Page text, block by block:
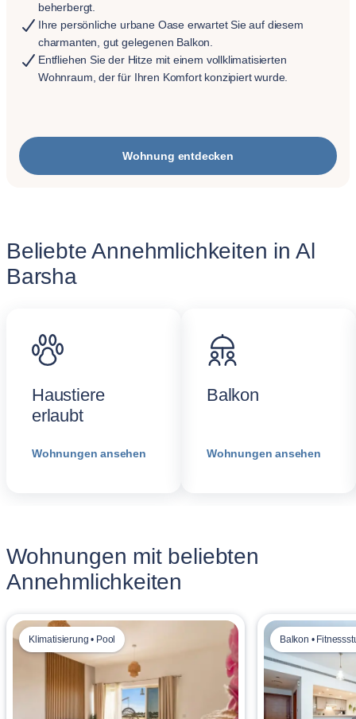
beherbergt.
Ihre persönliche urbane Oase erwartet Sie auf diesem
charmanten, gut gelegenen Balkon.
Entfliehen Sie der Hitze mit einem vollklimatisierten
Wohnraum, der für Ihren Komfort konzipiert wurde.
Wohnung entdecken
Beliebte Annehmlichkeiten in Al
Barsha
Haustiere
erlaubt
Wohnungen ansehen
Balkon
Wohnungen ansehen
Wohnungen mit beliebten
Annehmlichkeiten
Klimatisierung • Pool Balkon •